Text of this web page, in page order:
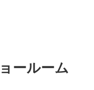
ールーム